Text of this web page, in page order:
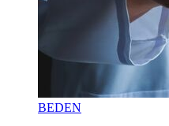
BEDEN